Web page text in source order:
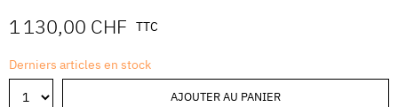
1 130,00 CHF TTC
Derniers articles en stock
AJOUTER AU PANIER